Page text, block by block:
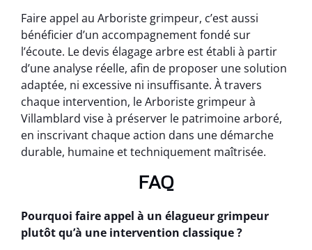
Faire appel au Arboriste grimpeur, c’est aussi
bénéficier d’un accompagnement fondé sur
l’écoute. Le devis élagage arbre est établi à partir
d’une analyse réelle, afin de proposer une solution
adaptée, ni excessive ni insuffisante. À travers
chaque intervention, le Arboriste grimpeur à
Villamblard vise à préserver le patrimoine arboré,
en inscrivant chaque action dans une démarche
durable, humaine et techniquement maîtrisée.
FAQ
Pourquoi faire appel à un élagueur grimpeur
plutôt qu’à une intervention classique ?